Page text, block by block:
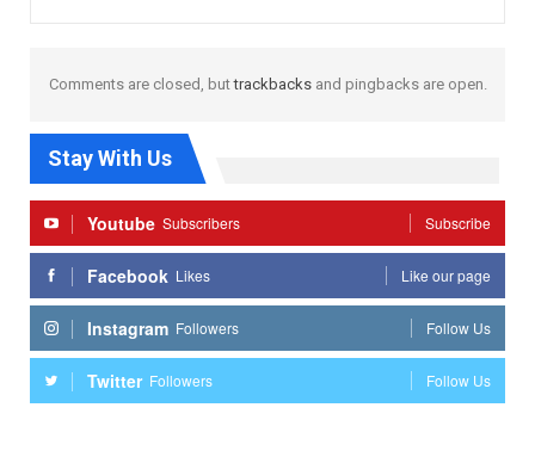
Comments are closed, buttrackbacksand pingbacks are open.
Stay With Us
Youtube Subscribers Subscribe
Facebook Likes Like our page
Instagram Followers Follow Us
Twitter Followers Follow Us